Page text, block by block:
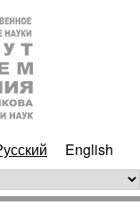
English